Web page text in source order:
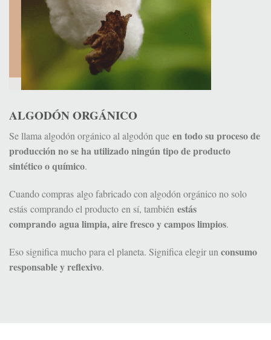
ALGODÓN ORGÁNICO
Se llama algodón orgánico al algodón que en todo su proceso de
producción no se ha utilizado ningún tipo de producto
sintético o químico.
Cuando compras algo fabricado con algodón orgánico no solo
estás comprando el producto en sí, también estás
comprando agua limpia, aire fresco y campos limpios.
Eso significa mucho para el planeta. Significa elegir un consumo
responsable y reflexivo.